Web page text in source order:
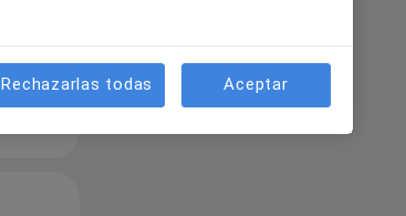
Rechazarlas todas Aceptar